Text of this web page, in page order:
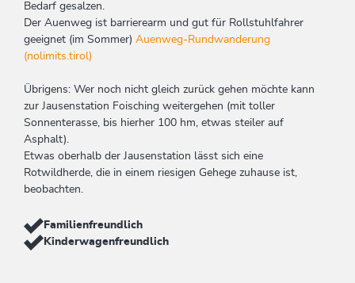
Bedarf gesalzen.
Der Auenweg ist barrierearm und gut für Rollstuhlfahrer
geeignet (im Sommer) Auenweg-Rundwanderung
(nolimits.tirol)
Übrigens: Wer noch nicht gleich zurück gehen möchte kann
zur Jausenstation Foisching weitergehen (mit toller
Sonnenterasse, bis hierher 100 hm, etwas steiler auf
Asphalt).
Etwas oberhalb der Jausenstation lässt sich eine
Rotwildherde, die in einem riesigen Gehege zuhause ist,
beobachten.
Familienfreundlich
Kinderwagenfreundlich